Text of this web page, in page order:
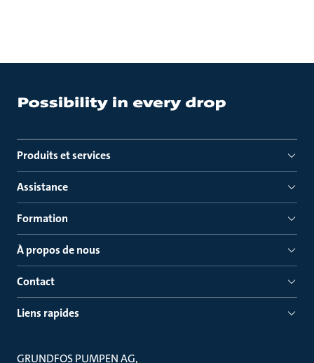
Produits et services
Assistance
Formation
À propos de nous
Contact
Liens rapides
GRUNDFOS PUMPEN AG